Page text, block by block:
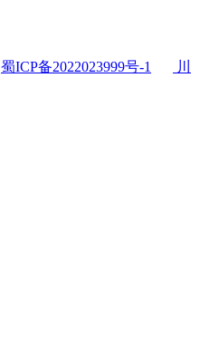
蜀ICP备2022023999号-1
川